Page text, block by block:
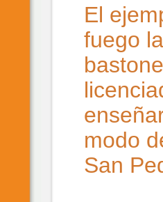
El
fuego
modo
San